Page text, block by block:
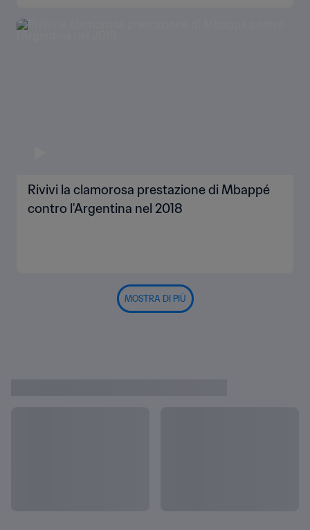
Rivivi la clamorosa prestazione di Mbappé
contro l'Argentina nel 2018
MOSTRA DI PIÙ